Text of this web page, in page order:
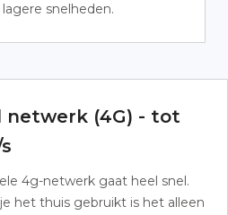
snelheden.
netwerk (4G) - tot
4g-netwerk gaat heel snel.
het thuis gebruikt is het alleen